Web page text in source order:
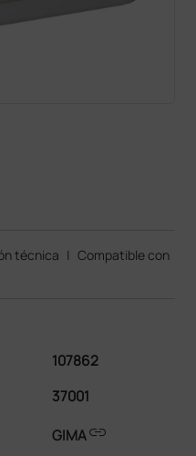
técnica | Compatible con
107862
37001
GIMAlink